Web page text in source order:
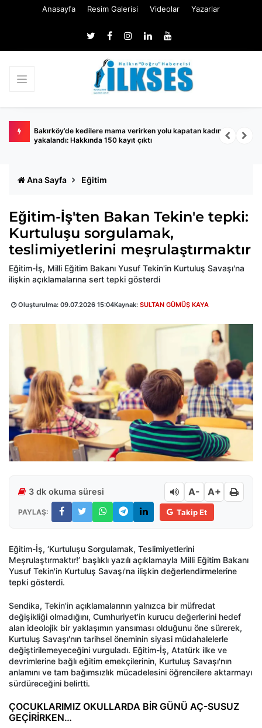
Anasayfa Resim Galerisi Videolar Yazarlar
Bakırköy’de kedilere mama verirken yolu kapatan kadın
yakalandı: Hakkında 150 kayıt çıktı
Ana Sayfa Eğitim
Eğitim-İş'ten Bakan Tekin'e tepki:
Kurtuluşu sorgulamak,
teslimiyetlerini meşrulaştırmaktır
Eğitim-İş, Milli Eğitim Bakanı Yusuf Tekin'in Kurtuluş Savaşı'na
ilişkin açıklamalarına sert tepki gösterdi
Oluşturulma: 09.07.2026 15:04Kaynak: SULTAN GÜMÜŞ KAYA
3 dk okuma süresi A- A+
PAYLAŞ: Takip Et
Eğitim-İş, ‘Kurtuluşu Sorgulamak, Teslimiyetlerini
Meşrulaştırmaktır!’ başlıklı yazılı açıklamayla Milli Eğitim Bakanı
Yusuf Tekin'in Kurtuluş Savaşı'na ilişkin değerlendirmelerine
tepki gösterdi.
Sendika, Tekin'in açıklamalarının yalnızca bir müfredat
değişikliği olmadığını, Cumhuriyet'in kurucu değerlerini hedef
alan ideolojik bir yaklaşımın yansıması olduğunu öne sürerek,
Kurtuluş Savaşı'nın tarihsel öneminin siyasi müdahalelerle
değiştirilemeyeceğini vurguladı. Eğitim-İş, Atatürk ilke ve
devrimlerine bağlı eğitim emekçilerinin, Kurtuluş Savaşı'nın
anlamını ve tam bağımsızlık mücadelesini öğrencilere aktarmayı
sürdüreceğini belirtti.
ÇOCUKLARIMIZ OKULLARDA BİR GÜNÜ AÇ-SUSUZ
GEÇİRİRKEN…